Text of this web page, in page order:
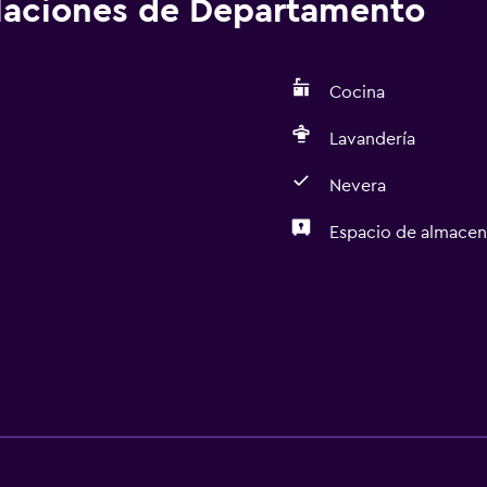
de Departamento
Cocina
Lavandería
Nevera
Espacio de